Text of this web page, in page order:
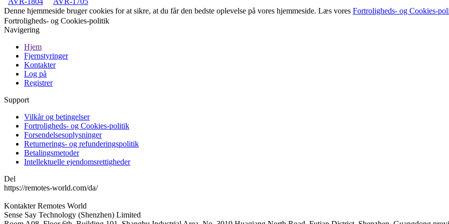
Denne hjemmeside bruger cookies for at sikre, at du får den bedste oplevelse på vores hjemmeside. Læs vores Fortroligheds- og Cookies-
Fortroligheds- og Cookies-politik
Navigering
Hjem
Fjernstyringer
Kontakter
Log på
Registrer
Support
Vilkår og betingelser
Fortroligheds- og Cookies-politik
Forsendelsesoplysninger
Returnerings- og refunderingspolitik
Betalingsmetoder
Intellektuelle ejendomsrettigheder
Del
https://remotes-world.com/da/
Kontakter Remotes World
Sense Say Technology (Shenzhen) Limited